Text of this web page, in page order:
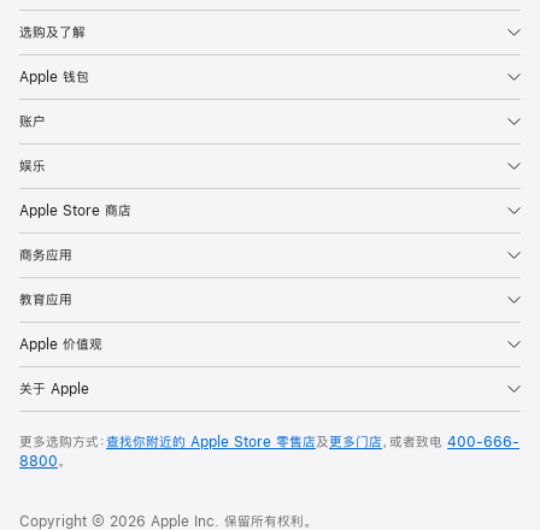
选购及了解
Apple 钱包
账户
娱乐
Apple Store 商店
商务应用
教育应用
Apple 价值观
关于 Apple
更多选购方式：查找你附近的 Apple Store 零售店及更多门店，或者致电 400-666-
8800。
Copyright © 2026 Apple Inc. 保留所有权利。